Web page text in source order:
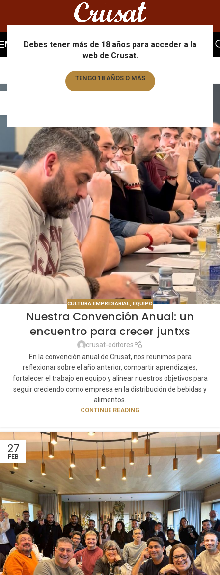
Debes tener más de 18 años para acceder a la
web de Crusat.
TENGO 18 AÑOS O MÁS
MENU Cultura empresarial
CULTURA EMPRESARIAL, EQUIPO
Nuestra Convención Anual: un
encuentro para crecer juntxs
crusat-editores
En la convención anual de Crusat, nos reunimos para
reflexionar sobre el año anterior, compartir aprendizajes,
fortalecer el trabajo en equipo y alinear nuestros objetivos para
seguir creciendo como empresa en la distribución de bebidas y
alimentos.
CONTINUE READING
27
FEB